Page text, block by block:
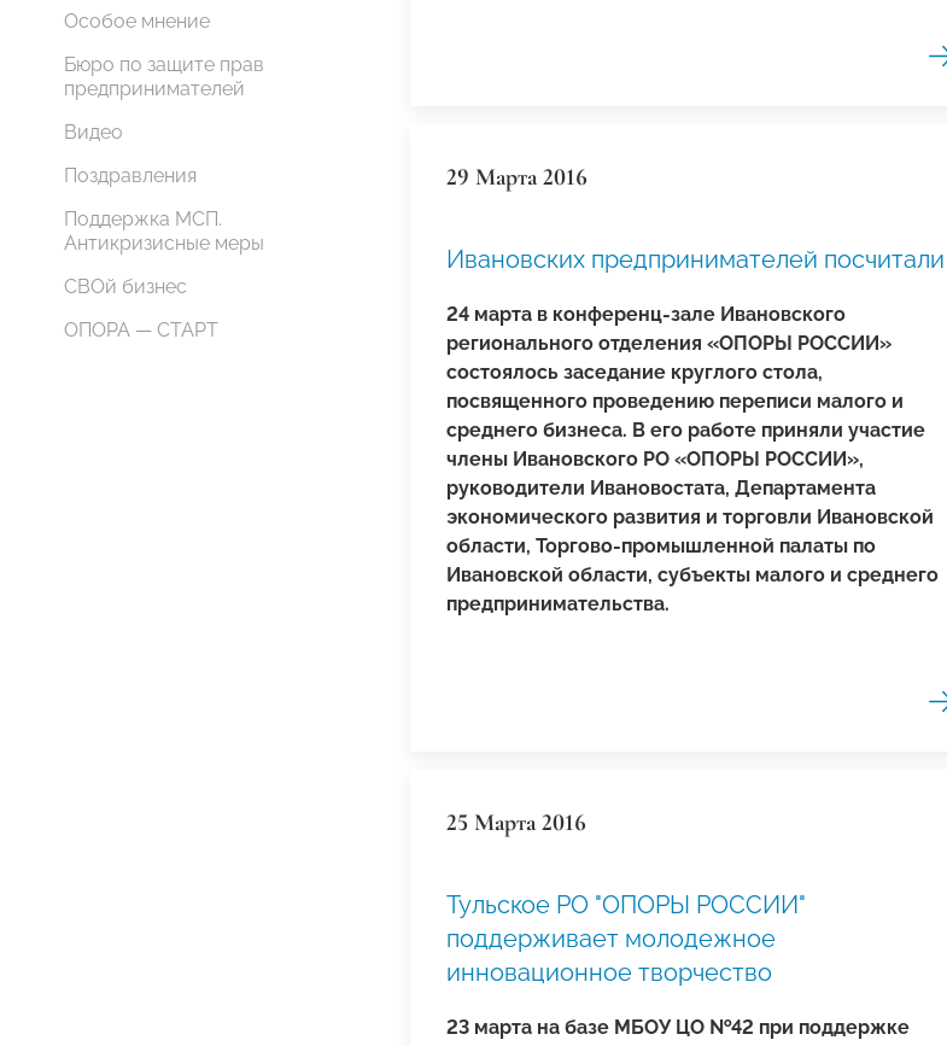
Особое мнение
Бюро по защите прав
предпринимателей
Видео
Поздравления
Поддержка МСП.
Антикризисные меры
СВОй бизнес
ОПОРА — СТАРТ
29 Марта 2016
Ивановских предпринимателей посчитали
24 марта в конференц-зале Ивановского
регионального отделения «ОПОРЫ РОССИИ»
состоялось заседание круглого стола,
посвященного проведению переписи малого и
среднего бизнеса. В его работе приняли участие
члены Ивановского РО «ОПОРЫ РОССИИ»,
руководители Ивановостата, Департамента
экономического развития и торговли Ивановской
области, Торгово-промышленной палаты по
Ивановской области, субъекты малого и среднего
предпринимательства.
25 Марта 2016
Тульское РО "ОПОРЫ РОССИИ"
поддерживает молодежное
инновационное творчество
23 марта на базе МБОУ ЦО №42 при поддержке